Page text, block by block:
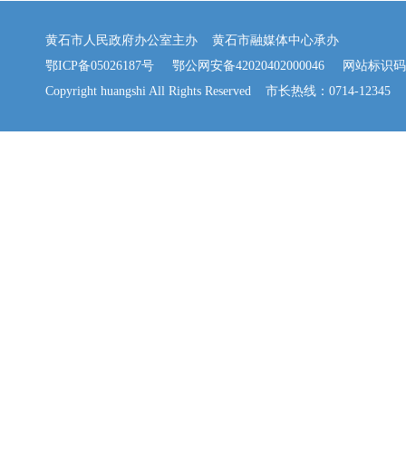
黄石市人民政府办公室主办 黄石市融媒体中心承办
鄂ICP备05026187号
鄂公网安备42020402000046 网站标识码
Copyright huangshi All Rights Reserved 市长热线：0714-12345